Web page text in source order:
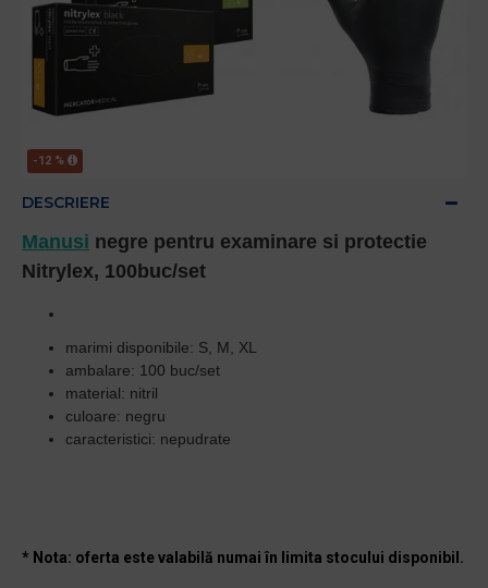
-12 %
DESCRIERE
Manusi negre pentru examinare si protectie
Nitrylex, 100buc/set
marimi disponibile: S, M, XL
ambalare: 100 buc/set
material: nitril
culoare: negru
caracteristici: nepudrate
* Nota: oferta este valabilă numai în limita stocului disponibil.